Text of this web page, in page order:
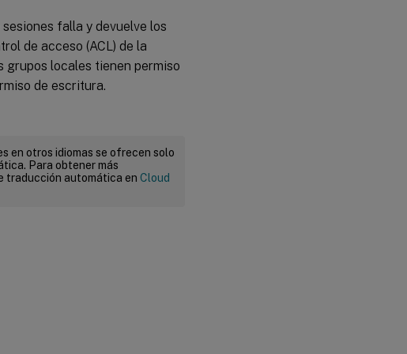
falla y devuelve los
de acceso (ACL) de la
grupos locales tienen permiso
de escritura.
en otros idiomas se ofrecen solo
Para obtener más
traducción automática en Cloud